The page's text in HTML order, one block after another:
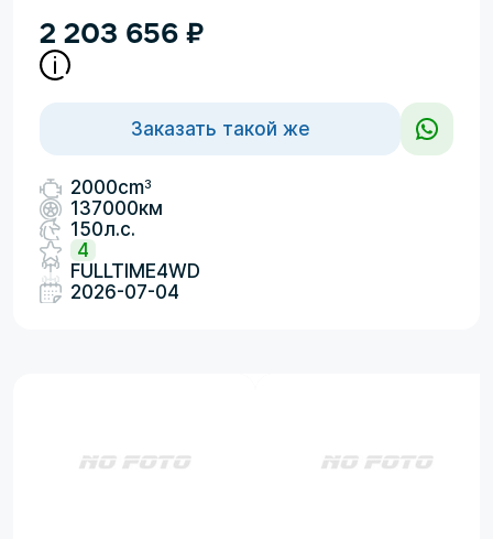
2 203 656 ₽
Заказать такой же
2000cm3
137000км
150л.с.
4
FULLTIME4WD
2026-07-04